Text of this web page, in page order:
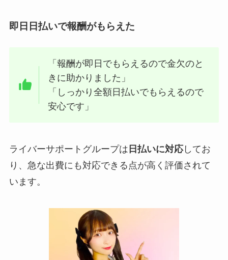
即日日払いで報酬がもらえた
「報酬が即日でもらえるので金欠のと
きに助かりました」
「しっかり全額日払いでもらえるので
安心です」
ライバーサポートグループは 日払いに対応してお
り、急な出費にも対応できる点が高く評価されて
います。